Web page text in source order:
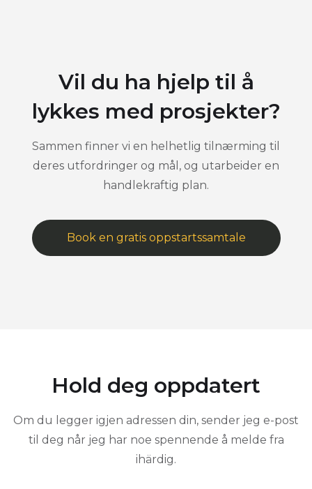
Vil du ha hjelp til å
lykkes med prosjekter?
Sammen finner vi en helhetlig tilnærming til
deres utfordringer og mål, og utarbeider en
handlekraftig plan.
Book en gratis oppstartssamtale
Hold deg oppdatert
Om du legger igjen adressen din, sender jeg e-post
til deg når jeg har noe spennende å melde fra
ihärdig.